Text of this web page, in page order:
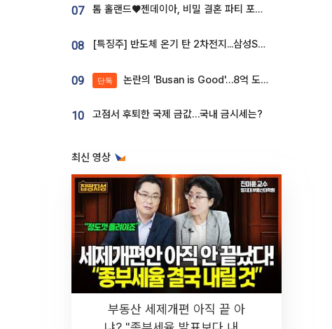
07 톰 홀랜드♥젠데이아, 비밀 결혼 파티 포착⋯호텔 대관비만 9억
08 [특징주] 반도체 온기 탄 2차전지...삼성SDI, 장 초반 7% 넘게 껑충
09 단독 논란의 'Busan is Good'…8억 도시브랜드, 용산 대통령실 CI 업체가 수행
10 고점서 후퇴한 국제 금값…국내 금시세는?
최신 영상
부동산 세제개편 아직 끝 아